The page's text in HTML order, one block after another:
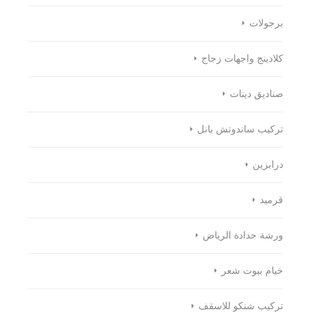
برجولات
كلادينج واجهات زجاج
صناديق دينات
تركيب ساندوتش بانل
درابزين
قرميد
ورشة حدادة الرياض
خيام بيوت شعر
تركيب شنكو للاسقف